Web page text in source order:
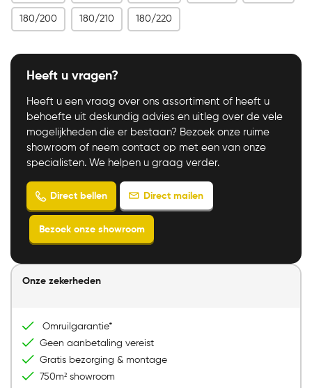
180/200 180/210 180/220
Heeft u vragen?
Heeft u een vraag over ons assortiment of heeft u
behoefte uit deskundig advies en uitleg over de vele
mogelijkheden die er bestaan? Bezoek onze ruime
showroom of neem contact op met een van onze
specialisten. We helpen u graag verder.
Bezoek onze showroom
Onze zekerheden
Omruilgarantie*
Geen aanbetaling vereist
Gratis bezorging & montage
750m² showroom